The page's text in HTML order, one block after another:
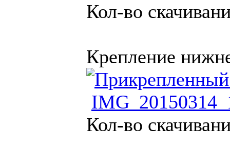
Кол-во
Крепление
Кол-во